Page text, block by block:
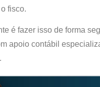
fisco.
é fazer isso de forma
apoio contábil
.